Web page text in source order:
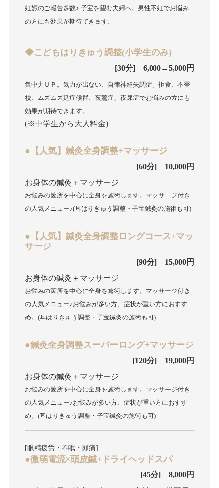
妊娠のご報告多数♪ 子宝を望む夫婦へ。男性不妊でお悩み
の方にも効果が期待できます。
◆こどもはりきゅう調整(小学生のみ)
[30分] 6,000→5,000円
集中力ＵＰ。気力が出ない、自律神経失調症、拒食、不登
校、ムズムズ足症候群、夜驚症、夜尿症でお悩みの方にも
効果が期待できます。
(※中学生から大人料金)
●【人気】鍼灸全身調整+マッサージ
[60分] 10,000円
お身体の鍼灸＋マッサージ
お悩みの箇所を中心に全身を施術します。マッサージ付き
の人気メニュー♪(耳はりきゅう調整・子宝鍼灸の施術も可)
●【人気】鍼灸全身調整ロングコース+マッ
サージ
[90分] 15,000円
お身体の鍼灸＋マッサージ
お悩みの箇所を中心に全身を施術します。マッサージ付き
の人気メニュー♪お悩みが多い方、症状が重い方におすす
め。(耳はりきゅう調整・子宝鍼灸の施術も可)
●鍼灸全身調整スーパーロング+マッサージ
[120分] 19,000円
お身体の鍼灸＋マッサージ
お悩みの箇所を中心に全身を施術します。マッサージ付き
の人気メニュー♪お悩みが多い方、症状が重い方におすす
め。(耳はりきゅう調整・子宝鍼灸の施術も可)
[眼精疲労・不眠・頭痛]
●微弱電流×頭皮鍼+ドライヘッドスパ
[45分] 8,000円